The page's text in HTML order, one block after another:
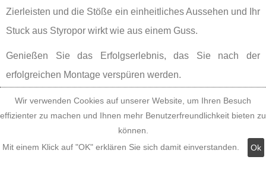
Zierleisten und die Stöße ein einheitliches Aussehen und Ihr
Stuck aus Styropor wirkt wie aus einem Guss.
Genießen Sie das Erfolgserlebnis, das Sie nach der
erfolgreichen Montage verspüren werden.
Wir verwenden Cookies auf unserer Website, um Ihren Besuch
effizienter zu machen und Ihnen mehr Benutzerfreundlichkeit bieten zu
können.
Mit einem Klick auf "OK" erklären Sie sich damit einverstanden.
Ok